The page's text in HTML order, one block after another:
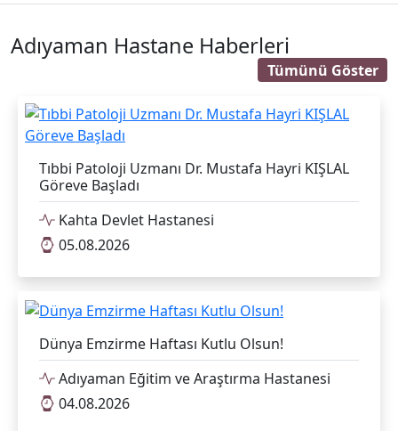
Adıyaman Hastane Haberleri
Tümünü Göster
Tıbbi Patoloji Uzmanı Dr. Mustafa Hayri KIŞLAL
Göreve Başladı
Kahta Devlet Hastanesi
05.08.2026
Dünya Emzirme Haftası Kutlu Olsun!
Adıyaman Eğitim ve Araştırma Hastanesi
04.08.2026